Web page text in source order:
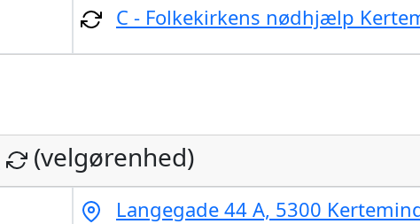
C - Folkekirkens nødhjælp
(velgørenhed)
Langegade 44 A, 5300